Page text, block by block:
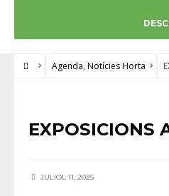
Agenda, Notícies Horta
EXPOSICIONS
JULIOL 11, 2025